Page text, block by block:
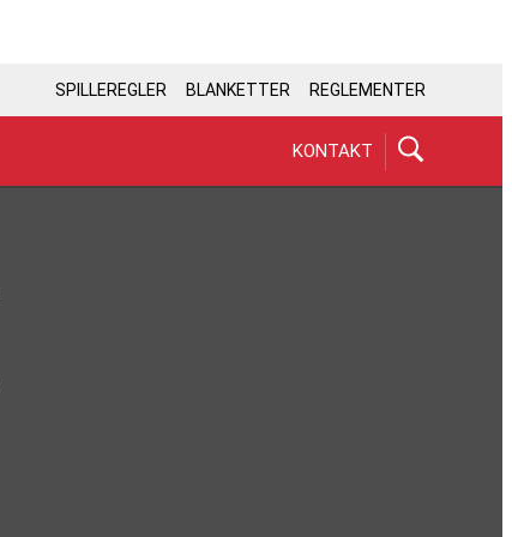
SPILLEREGLER BLANKETTER REGLEMENTER
KONTAKT